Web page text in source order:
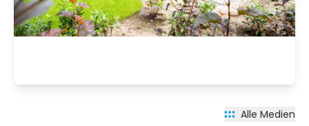
Alle Medien